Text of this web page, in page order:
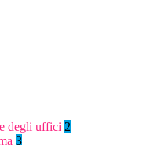
degli uffici 2
3